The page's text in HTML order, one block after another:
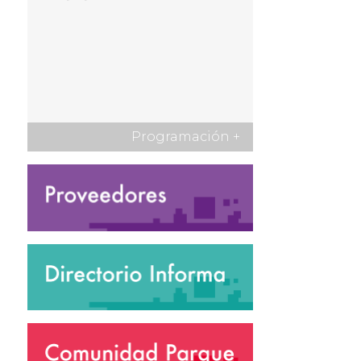
Programación +